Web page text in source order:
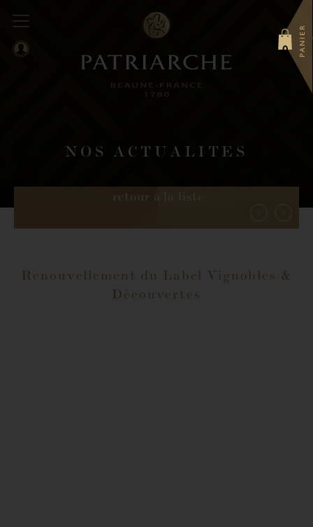
PANIER
0
NOS ACTUALITES
retour à la liste
Renouvellement du Label Vignobles &
Découvertes